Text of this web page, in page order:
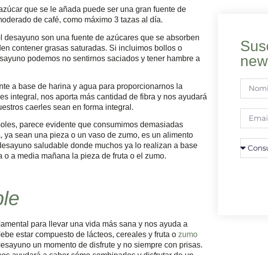
que se le añada puede ser una gran fuente de
de café, como máximo 3 tazas al día.
son una fuente de azúcares que se absorben
contener grasas saturadas. Si incluimos bollos o
podemos no sentirnos saciados y tener hambre a
a base de harina y agua para proporcionarnos la
integral, nos aporta más cantidad de fibra y nos ayudará
caerles sean en forma integral.
parece evidente que consumimos demasiadas
sean una pieza o un vaso de zumo, es un alimento
saludable donde muchos ya lo realizan a base
a media mañana la pieza de fruta o el zumo.
para llevar una vida más sana y nos ayuda a
estar compuesto de lácteos, cereales y fruta o zumo
un momento de disfrute y no siempre con prisas.